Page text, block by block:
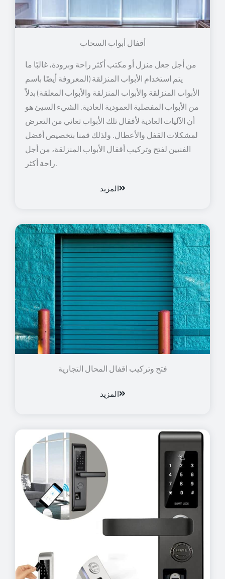
أقفال أبواب السحاب
من أجل جعل منزل أو مكتب أكثر راحة وبرودة، غالبًا ما
يتم استخدام الأبواب المنزلقة (المعروفة أيضًا باسم
الأبواب المنزلقة والأبواب المنزلقة والأبواب المعلقة) بدلاً
من الأبواب المفصلية العمودية العادية. الشيء السيئ هو
أن الآليات العادية لأقفال تلك الأبواب تعاني من التعرض
لمشكلات القفل والأعطال. ولذلك قمنا بتخصيص أفضل
الفنيين لفتح وتركيب أقفال الأبواب المنزلقة، من أجل
راحة أكثر.
المزيد
فتح وتركيب اقفال المحال التجارية
المزيد